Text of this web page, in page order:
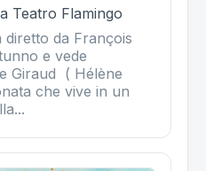
Teatro Flamingo
diretto da François
e vede
Giraud ( Hélène
che vive in un